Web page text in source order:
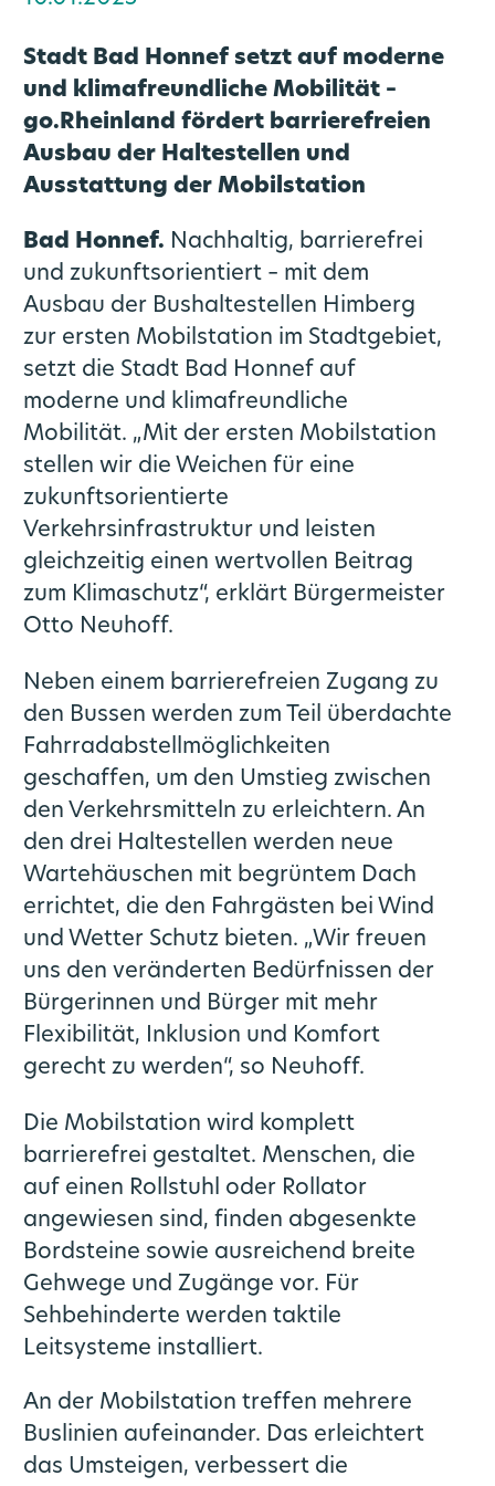
Stadt Bad Honnef setzt auf moderne
und klimafreundliche Mobilität –
go.Rheinland fördert barrierefreien
Ausbau der Haltestellen und
Ausstattung der Mobilstation
Bad Honnef. Nachhaltig, barrierefrei
und zukunftsorientiert – mit dem
Ausbau der Bushaltestellen Himberg
zur ersten Mobilstation im Stadtgebiet,
setzt die Stadt Bad Honnef auf
moderne und klimafreundliche
Mobilität. „Mit der ersten Mobilstation
stellen wir die Weichen für eine
zukunftsorientierte
Verkehrsinfrastruktur und leisten
gleichzeitig einen wertvollen Beitrag
zum Klimaschutz“, erklärt Bürgermeister
Otto Neuhoff.
Neben einem barrierefreien Zugang zu
den Bussen werden zum Teil überdachte
Fahrradabstellmöglichkeiten
geschaffen, um den Umstieg zwischen
den Verkehrsmitteln zu erleichtern. An
den drei Haltestellen werden neue
Wartehäuschen mit begrüntem Dach
errichtet, die den Fahrgästen bei Wind
und Wetter Schutz bieten. „Wir freuen
uns den veränderten Bedürfnissen der
Bürgerinnen und Bürger mit mehr
Flexibilität, Inklusion und Komfort
gerecht zu werden“, so Neuhoff.
Die Mobilstation wird komplett
barrierefrei gestaltet. Menschen, die
auf einen Rollstuhl oder Rollator
angewiesen sind, finden abgesenkte
Bordsteine sowie ausreichend breite
Gehwege und Zugänge vor. Für
Sehbehinderte werden taktile
Leitsysteme installiert.
An der Mobilstation treffen mehrere
Buslinien aufeinander. Das erleichtert
das Umsteigen, verbessert die
Förderprogramme Grundlagenuntersuchung Mobilität
Pressekontakte
go.Update – Newsletter